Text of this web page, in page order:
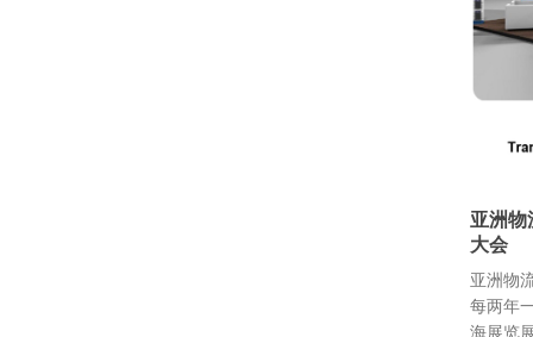
亚洲物
大会
亚洲物
每两年
海展览